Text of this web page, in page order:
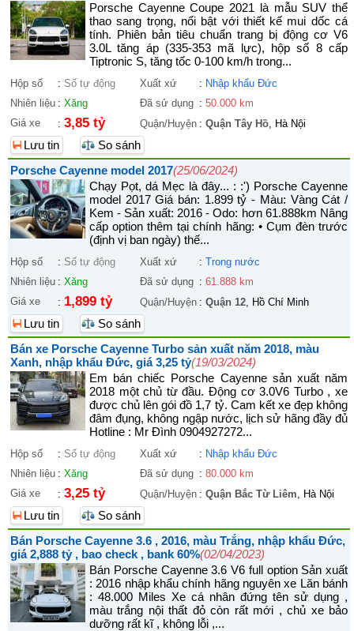
Porsche Cayenne Coupe 2021 là mẫu SUV thể
thao sang trọng, nổi bật với thiết kế mui dốc cá
tính. Phiên bản tiêu chuẩn trang bị động cơ V6
3.0L tăng áp (335-353 mã lực), hộp số 8 cấp
Tiptronic S, tăng tốc 0-100 km/h trong...
Hộp số : Số tự động Xuất xứ : Nhập khẩu Đức
Nhiên liệu : Xăng Đã sử dụng : 50.000 km
Giá xe
: 3,85 tỷ Quận/Huyện : Quận Tây Hồ, Hà Nội
Lưu tin
So sánh
Porsche Cayenne model 2017(25/06/2024)
Chạy Pọt, dá Mẹc là đây... : :') Porsche Cayenne
model 2017 Giá bán: 1.899 tỷ - Màu: Vàng Cát /
Kem - Sản xuất: 2016 - Odo: hơn 61.888km Nâng
cấp option thêm tại chính hãng: • Cụm đèn trước
(định vị ban ngày) thế...
Hộp số : Số tự động Xuất xứ : Trong nước
Nhiên liệu : Xăng Đã sử dụng : 61.888 km
Giá xe
: 1,899 tỷ Quận/Huyện : Quận 12, Hồ Chí Minh
Lưu tin
So sánh
Bán xe Porsche Cayenne Turbo sản xuất năm 2018, màu
Xanh, nhập khẩu Đức, giá 3,25 tỷ(19/03/2024)
Em bán chiếc Porsche Cayenne sản xuất năm
2018 một chủ từ đầu. Động cơ 3.0V6 Turbo , xe
được chủ lên gói đồ 1,7 tỷ. Cam kết xe đẹp không
đâm đụng, không ngập nước, lịch sử hãng đầy đủ
Hotline : Mr Đình 0904927272...
Hộp số : Số tự động Xuất xứ : Nhập khẩu Đức
Nhiên liệu : Xăng Đã sử dụng : 80.000 km
Giá xe
: 3,25 tỷ Quận/Huyện : Quận Bắc Từ Liêm, Hà Nội
Lưu tin
So sánh
Bán Porsche Cayenne 3.6 , 2016, màu Trắng, nhập khẩu Đức,
giá 2,888 tỷ , bao check , bank 60%(02/04/2023)
Bán Porsche Cayenne 3.6 V6 full option Sản xuất
: 2016 nhập khẩu chính hãng nguyên xe Lăn bánh
: 48.000 Miles Xe cá nhân đứng tên sử dụng ,
màu trắng nội thất đỏ còn rất mới , chủ xe bảo
dưỡng rất kĩ , không lỗi ,...